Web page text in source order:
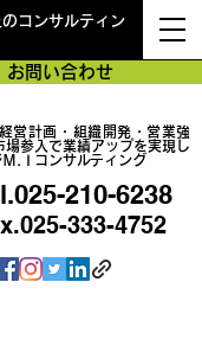
コンサルティン
営計画・組織開発・営業強
参入で業績アップを実現し
.Ｉコンサルティング
問い合わせ
210-6238
333-4752